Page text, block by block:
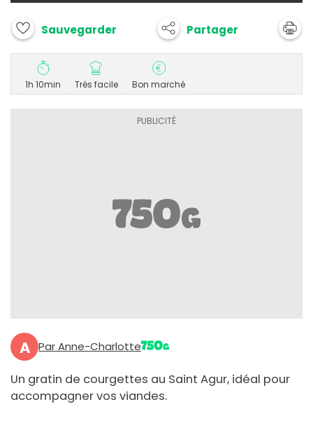
Sauvegarder Partager
1h 10min Très facile Bon marché
A Par Anne-Charlotte
Un gratin de courgettes au Saint Agur, idéal pour
accompagner vos viandes.